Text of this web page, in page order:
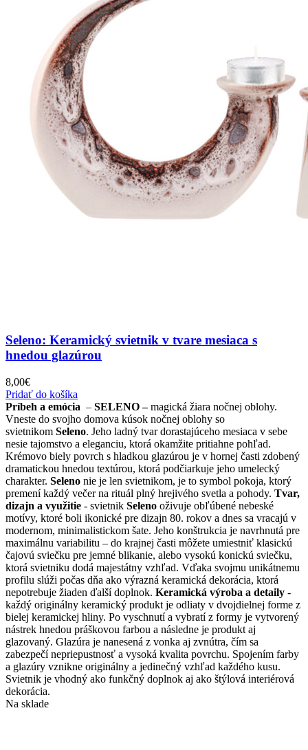
Seleno: Keramický svietnik v tvare mesiaca s
hnedou glazúrou
8,00€
Pridať do košíka
Príbeh a emócia – SELENO –magická žiara nočnej oblohy.
Vneste do svojho domova kúsok nočnej oblohy so
svietnikom Seleno. Jeho ladný tvar dorastajúceho mesiaca v sebe
nesie tajomstvo a eleganciu, ktorá okamžite pritiahne pohľad.
Krémovo biely povrch s hladkou glazúrou je v hornej časti zdobený
dramatickou hnedou textúrou, ktorá podčiarkuje jeho umelecký
charakter. Seleno nie je len svietnikom, je to symbol pokoja, ktorý
premení každý večer na rituál plný hrejivého svetla a pohody. Tvar,
dizajn a využitie - svietnik Seleno oživuje obľúbené nebeské
motívy, ktoré boli ikonické pre dizajn 80. rokov a dnes sa vracajú v
modernom, minimalistickom šate. Jeho konštrukcia je navrhnutá pre
maximálnu variabilitu – do krajnej časti môžete umiestniť klasickú
čajovú sviečku pre jemné blikanie, alebo vysokú konickú sviečku,
ktorá svietniku dodá majestátny vzhľad. Vďaka svojmu unikátnemu
profilu slúži počas dňa ako výrazná keramická dekorácia, ktorá
nepotrebuje žiaden ďalší doplnok. Keramická výroba a detaily -
každý originálny keramický produkt je odliaty v dvojdielnej forme z
bielej keramickej hliny. Po vyschnutí a vybratí z formy je vytvorený
nástrek hnedou práškovou farbou a následne je produkt aj
glazovaný. Glazúra je nanesená z vonka aj zvnútra, čím sa
zabezpečí nepriepustnosť a vysoká kvalita povrchu. Spojením farby
a glazúry vznikne originálny a jedinečný vzhľad každého kusu.
Svietnik je vhodný ako funkčný doplnok aj ako štýlová interiérová
dekorácia.
Na sklade